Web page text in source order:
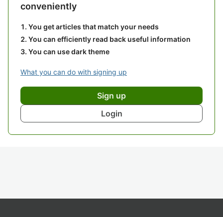
conveniently
You get articles that match your needs
You can efficiently read back useful information
You can use dark theme
What you can do with signing up
Sign up
Login